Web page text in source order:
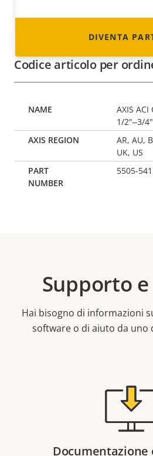
DIVENTA
Codice articolo per
AXIS
1/2"‒3/
AR, AU,
UK, US
5505-541
Supporto
Hai bisogno di informazioni
software o di aiuto da uno
Documentazione